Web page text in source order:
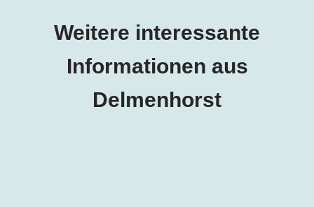
Weitere interessante
Informationen aus
Delmenhorst